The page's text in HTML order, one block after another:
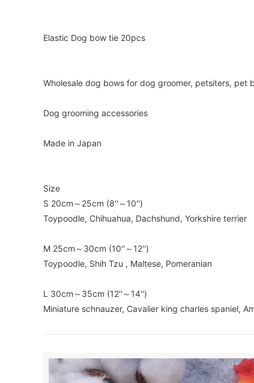
Elastic Dog bow tie 20pcs
Wholesale dog bows for dog groomer, petsiters, pet
Dog grooming accessories
Made in Japan
Size
S 20cm～25cm (8''～10'')
Toypoodle, Chihuahua, Dachshund, Yorkshire terrier
M 25cm～30cm (10''～12'')
Toypoodle, Shih Tzu , Maltese, Pomeranian
L 30cm～35cm (12''～14'')
Miniature schnauzer, Cavalier king charles spaniel,